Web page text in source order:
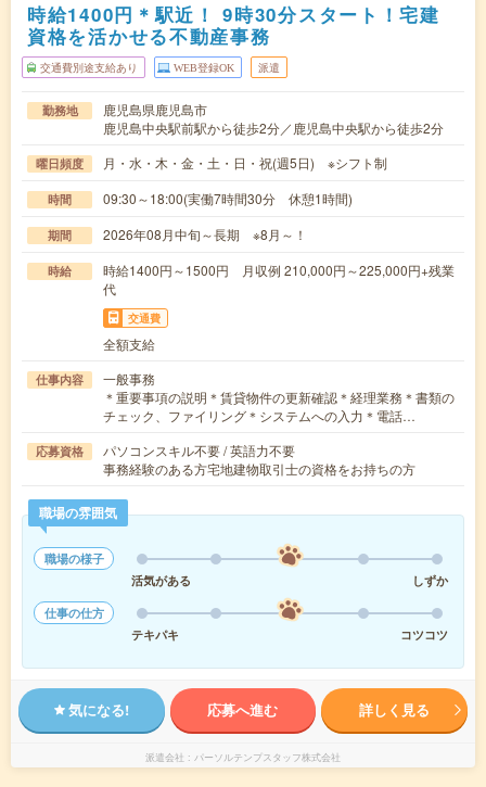
時給1400円＊駅近！ 9時30分スタート！宅建
資格を活かせる不動産事務
交通費別途支給あり WEB登録OK 派遣
勤務地
鹿児島県鹿児島市
鹿児島中央駅前駅から徒歩2分／鹿児島中央駅から徒歩2分
曜日頻度 月・水・木・金・土・日・祝(週5日) ※シフト制
時間 09:30～18:00(実働7時間30分 休憩1時間)
期間 2026年08月中旬～長期 ※8月～！
時給
時給1400円～1500円 月収例 210,000円～225,000円+残業
代
交通費
全額支給
仕事内容
一般事務
＊重要事項の説明＊賃貸物件の更新確認＊経理業務＊書類の
チェック、ファイリング＊システムへの入力＊電話…
応募資格
パソコンスキル不要 / 英語力不要
事務経験のある方宅地建物取引士の資格をお持ちの方
職場の雰囲気
職場の様子
活気がある
しずか
仕事の仕方
テキパキ
コツコツ
気になる! 応募へ進む 詳しく見る
派遣会社 パーソルテンプスタッフ株式会社